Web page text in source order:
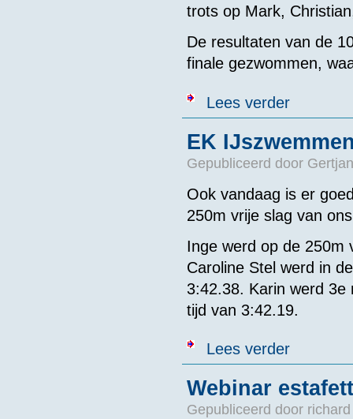
trots op Mark,
De resultaten van de
finale gezwommen,
Lees verderover EK
EK
Gepubliceerd door
Ook vandaag is er
250m vrije slag van
Inge werd op de 250m
Caroline Stel werd in
3:42.38. Karin werd
tijd van 3:42.19.
Lees verderover EK
Webinar
Gepubliceerd door